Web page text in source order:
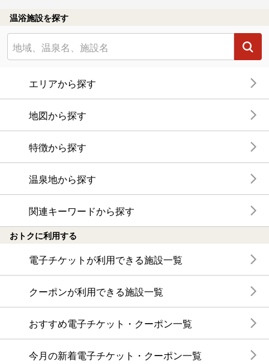
温浴施設を探す
エリアから探す
地図から探す
特徴から探す
温泉地から探す
関連キーワードから探す
おトクに利用する
電子チケットが利用できる施設一覧
クーポンが利用できる施設一覧
おすすめ電子チケット・クーポン一覧
今月の新着電子チケット・クーポン一覧